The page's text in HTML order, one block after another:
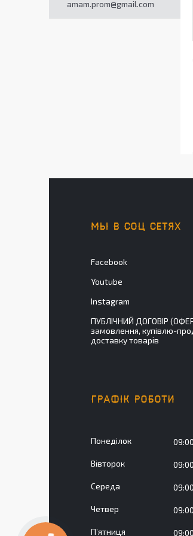
amam.prom@gmail.com
МЫ В СОЦ СЕТЯХ
Facebook
Youtube
Instagram
ПУБЛІЧНИЙ ДОГОВІР
замовлення, купівлю-
доставку товарів
ГРАФІК РОБОТИ
Понеділок 09:00
Вівторок 09:00
Середа 09:00
Четвер 09:00
Пʼятниця 09:00